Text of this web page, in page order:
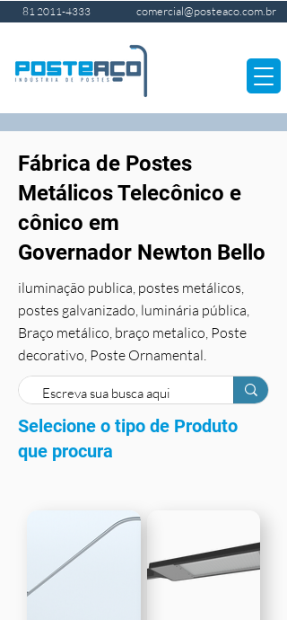
81 2011-4333 comercial@posteaco.com.br
Fábrica de Postes
Metálicos Telecônico e
cônico em
Governador Newton Bello
iluminação publica, postes metálicos,
postes galvanizado, luminária pública,
Braço metálico, braço metalico, Poste
decorativo, Poste Ornamental.
Selecione o tipo de Produto
que procura